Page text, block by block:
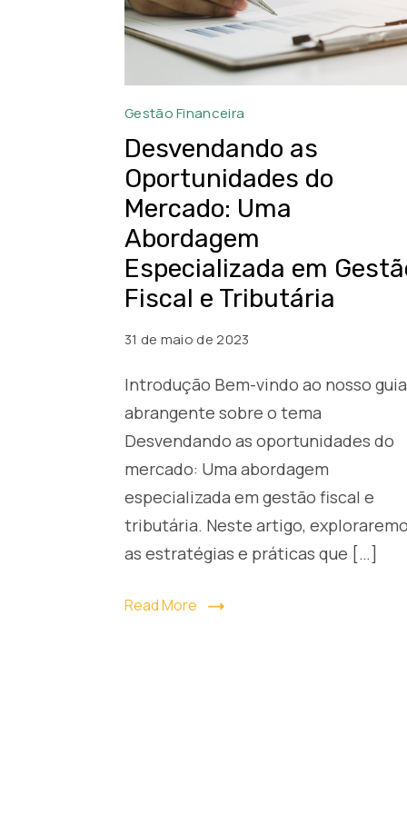
Desvendando
Oportunidades
do
Mercado:
Uma
Abordagem
Especializada
Gestão
Fiscal
e
Tributária
Gestão Financeira
Desvendando as
Oportunidades do
Mercado: Uma
Abordagem
Especializada em
Fiscal e Tributária
31 de maio de 2023
Introdução Bem-vindo ao nosso guia
abrangente sobre o tema
Desvendando as oportunidades do
mercado: Uma abordagem
especializada em gestão fiscal e
tributária. Neste artigo,
as estratégias e práticas que […]
Read More